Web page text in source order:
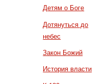
Детям о Боге
Дотянуться до
небес
Закон Божий
История власти